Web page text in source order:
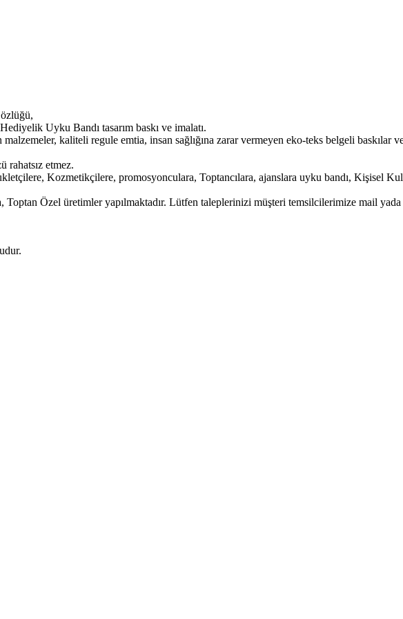
Uyku Bandı tasarım baskı ve imalatı.
kaliteli regule emtia, insan sağlığına zarar vermeyen eko-teks belgeli baskılar
rahatsız etmez.
Kozmetikçilere, promosyonculara, Toptancılara, ajanslara uyku bandı, Kişisel
Toptan Özel üretimler yapılmaktadır. Lütfen taleplerinizi müşteri temsilcilerimize mail